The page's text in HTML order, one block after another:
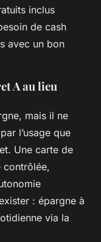
inclus
de cash
avec un bon
A au lieu
mais il ne
l’usage que
Une carte de
contrôlée,
: épargne à
via la